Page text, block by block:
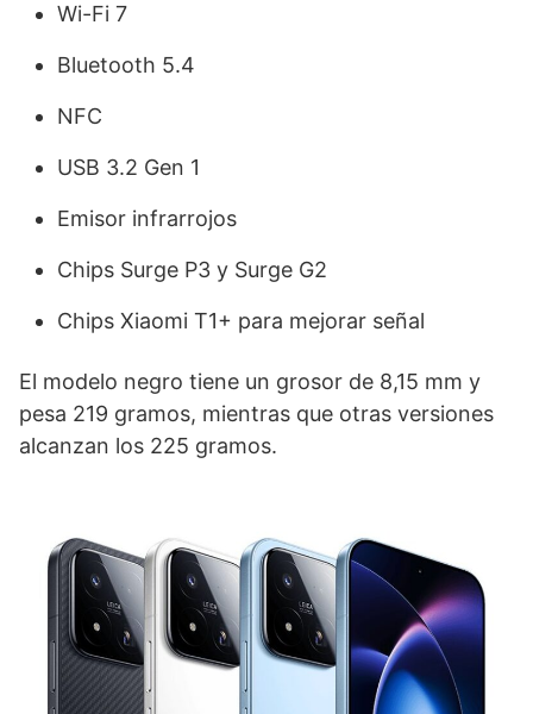
Wi-Fi 7
Bluetooth 5.4
NFC
USB 3.2 Gen 1
Emisor infrarrojos
Chips Surge P3 y Surge G2
Chips Xiaomi T1+ para mejorar señal
El modelo negro tiene un grosor de 8,15 mm y
pesa 219 gramos, mientras que otras versiones
alcanzan los 225 gramos.